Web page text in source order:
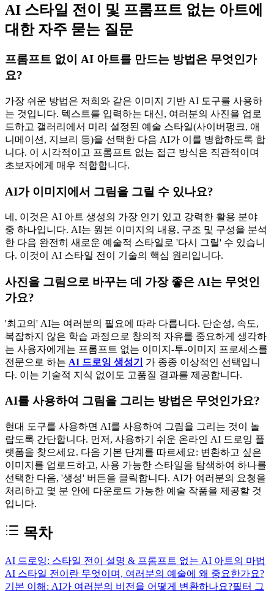
AI 스타일 전이 및 프롬프트 없는 아트에
대한 자주 묻는 질문
프롬프트 없이 AI 아트를 만드는 방법은 무엇인가
요?
가장 쉬운 방법은 저희와 같은 이미지 기반 AI 도구를 사용하
는 것입니다. 텍스트를 입력하는 대신, 여러분의 사진을 업로
드하고 갤러리에서 미리 설정된 예술 스타일(사이버펑크, 애
니메이션, 지브리 등)을 선택한 다음 AI가 이를 병합하도록 합
니다. 이 시각적이고 프롬프트 없는 접근 방식은 직관적이며
초보자에게 매우 적합합니다.
AI가 이미지에서 그림을 그릴 수 있나요?
네, 이것은 AI 아트 생성의 가장 인기 있고 강력한 활용 분야
중 하나입니다. AI는 원본 이미지의 내용, 구조 및 구성을 분석
한 다음 완전히 새로운 예술적 스타일로 '다시 그릴' 수 있습니
다. 이것이 AI 스타일 전이 기술의 핵심 원리입니다.
사진을 그림으로 바꾸는 데 가장 좋은 AI는 무엇인
가요?
'최고의' AI는 여러분의 필요에 따라 다릅니다. 단순성, 속도,
복잡하지 않은 학습 과정으로 창의적 자유를 중요하게 생각하
는 사용자에게는 프롬프트 없는 이미지-투-이미지 프로세스를
전문으로 하는 AI 드로잉 생성기
가 종종 이상적인 선택입니
다. 이는 기술적 지식 없이도 고품질 결과를 제공합니다.
AI를 사용하여 그림을 그리는 방법은 무엇인가요?
현대 도구를 사용하면 AI를 사용하여 그림을 그리는 것이 놀
랍도록 간단합니다. 먼저, 사용하기 쉬운 온라인 AI 드로잉 플
랫폼을 찾으세요. 다음 기본 단계를 따르세요: 변환하고 싶은
이미지를 업로드하고, 사용 가능한 스타일을 탐색하여 하나를
선택한 다음, '생성' 버튼을 클릭합니다. AI가 여러분의 요청을
처리하고 몇 분 안에 다운로드 가능한 예술 작품을 제공할 것
입니다.
목차
AI 드로잉: 스타일 전이 설명 & 프롬프트 없는 AI 아트의 마법
AI 스타일 전이란 무엇이며, 여러분의 예술에 왜 중요한가요?
기본 이해: AI가 여러분의 비전을 어떻게 변환하나요?필터 그